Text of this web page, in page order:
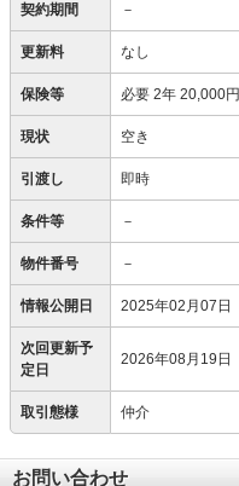
契約期間 －
更新料 なし
保険等 必要 2年 20,000円
現状 空き
引渡し 即時
条件等 －
物件番号 －
情報公開日 2025年02月07日
次回更新予
定日
2026年08月19日
取引態様 仲介
お問い合わせ